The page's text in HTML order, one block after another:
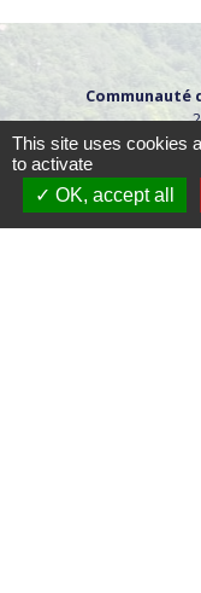
Communauté
This site uses cookies
to activate
OK, accept all